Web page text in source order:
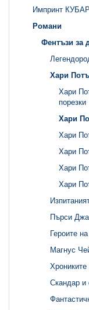
Импринт КУБАР
Романи
Фентъзи за
Хари
Хари
порезки
Хари
Хари
Хари
Хари
Хари
Пърси
Героите
Магнус
Скандар и